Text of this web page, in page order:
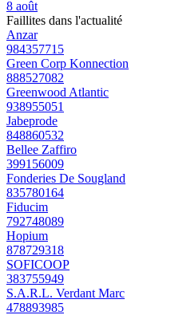
8 août
Faillites dans l'actualité
Anzar
984357715
Green Corp Konnection
888527082
Greenwood Atlantic
938955051
Jabeprode
848860532
Bellee Zaffiro
399156009
Fonderies De Sougland
835780164
Fiducim
792748089
Hopium
878729318
SOFICOOP
383755949
S.A.R.L. Verdant Marc
478893985